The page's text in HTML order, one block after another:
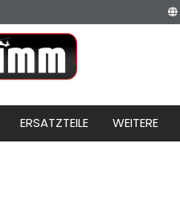
ERSATZTEILE WEITERE